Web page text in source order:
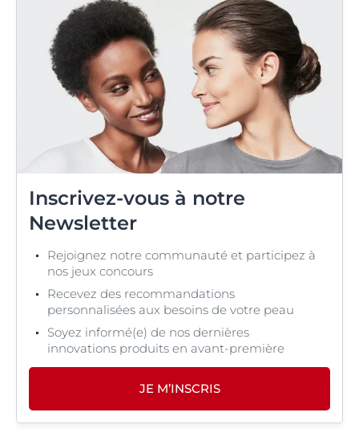
Inscrivez-vous à notre
Newsletter
Rejoignez notre communauté et participez à
nos jeux concours
Recevez des recommandations
personnalisées aux besoins de votre peau
Soyez informé(e) de nos dernières
innovations produits en avant-première
JE M’INSCRIS